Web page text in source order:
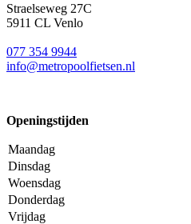
Straelseweg 27C
5911 CL Venlo
077 354 9944
info@metropoolfietsen.nl
Openingstijden
Maandag
Dinsdag
Woensdag
Donderdag
Vrijdag